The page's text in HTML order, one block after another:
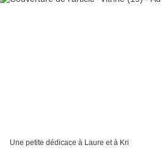
Une petite dédicace à Laure et à Kri